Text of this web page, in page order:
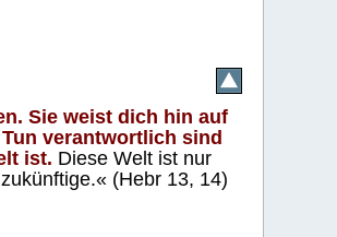
Sie weist dich hin auf
verantwortlich sind
ist. Diese Welt ist nur
(Hebr 13, 14)